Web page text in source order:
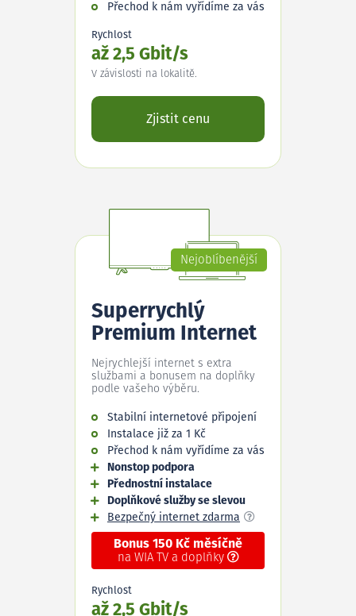
Přechod k nám vyřídíme za vás
Rychlost
až 2,5 Gbit/s
V závislosti na lokalitě.
Zjistit cenu
Nejoblíbenější
Superrychlý
Premium Internet
Nejrychlejší internet s extra
službami a bonusem na doplňky
podle vašeho výběru.
Stabilní internetové připojení
Instalace již za 1 Kč
Přechod k nám vyřídíme za vás
Nonstop podpora
Přednostní instalace
Doplňkové služby se slevou
Bezpečný internet zdarma
Bonus 150 Kč měsíčně
na WIA TV a doplňky
Rychlost
až 2,5 Gbit/s